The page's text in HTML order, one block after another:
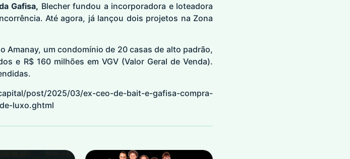
Gafisa, Blecher fundou a incorporadora e loteadora
Até agora, já lançou dois projetos na Zona
Amanay, um condomínio de 20 casas de alto padrão,
e R$ 160 milhões em VGV (Valor Geral de Venda).
post/2025/03/ex-ceo-de-bait-e-gafisa-compra-
luxo.ghtml